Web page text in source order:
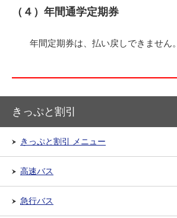
（４）年間通学定期券
年間定期券は、払い戻しできません。
きっぷと割引
きっぷと割引 メニュー
高速バス
急行バス